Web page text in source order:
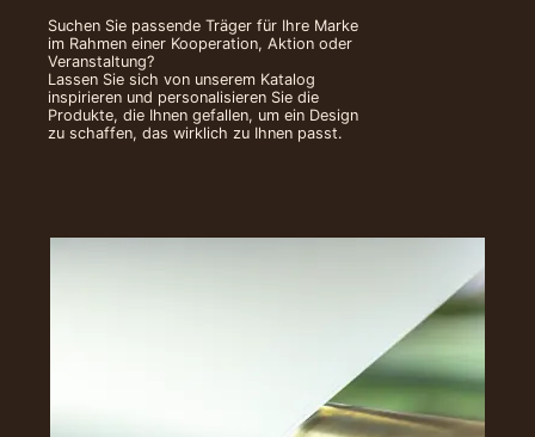
Suchen Sie passende Träger für Ihre Marke
im Rahmen einer Kooperation, Aktion oder
Veranstaltung?
Lassen Sie sich von unserem Katalog
inspirieren und personalisieren Sie die
Produkte, die Ihnen gefallen, um ein Design
zu schaffen, das wirklich zu Ihnen passt.